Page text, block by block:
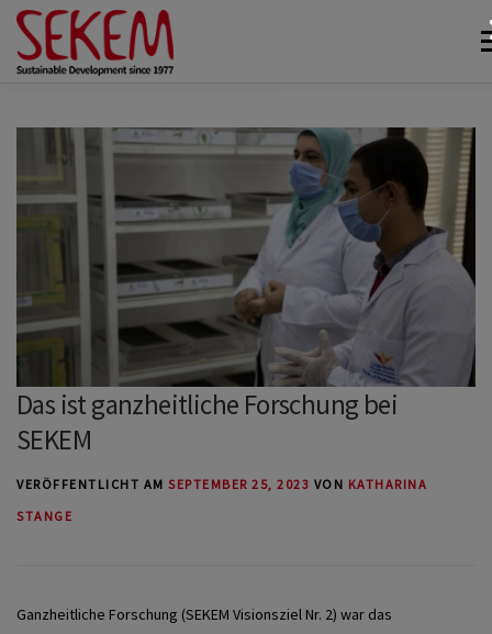
Zum
Inhalt
springen
ÜBER UNS WIRTSCHAFT SOZIALES LEBEN KULTUR
ÖKOLOGIE SPENDEN NEWS & MEDIEN KONTAKT
Das ist ganzheitliche Forschung bei
SEKEM
VERÖFFENTLICHT AM SEPTEMBER 25, 2023 VON KATHARINA
STANGE
Ganzheitliche Forschung (SEKEM Visionsziel Nr. 2) war das